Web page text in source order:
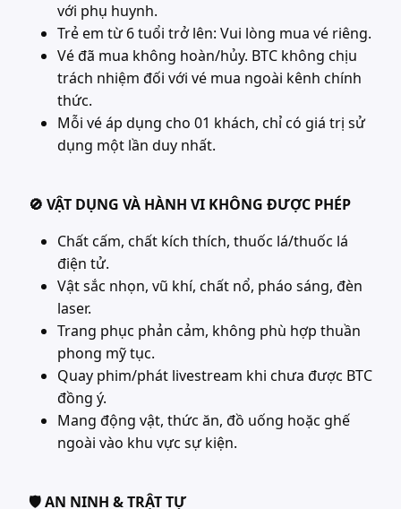
với phụ huynh.
Trẻ em từ 6 tuổi trở lên: Vui lòng mua vé riêng.
Vé đã mua không hoàn/hủy. BTC không chịu
trách nhiệm đối với vé mua ngoài kênh chính
thức.
Mỗi vé áp dụng cho 01 khách, chỉ có giá trị sử
dụng một lần duy nhất.
🚫 VẬT DỤNG VÀ HÀNH VI KHÔNG ĐƯỢC PHÉP
Chất cấm, chất kích thích, thuốc lá/thuốc lá
điện tử.
Vật sắc nhọn, vũ khí, chất nổ, pháo sáng, đèn
laser.
Trang phục phản cảm, không phù hợp thuần
phong mỹ tục.
Quay phim/phát livestream khi chưa được BTC
đồng ý.
Mang động vật, thức ăn, đồ uống hoặc ghế
ngoài vào khu vực sự kiện.
🛡 AN NINH & TRẬT TỰ